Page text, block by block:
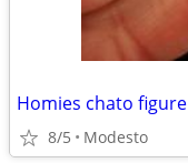
Homies chato figure
8/5 Modesto